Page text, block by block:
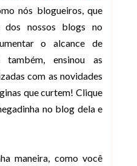
nós blogueiros, que
dos nossos blogs no
o alcance de
também, ensinou as
com as novidades
que curtem! Clique
no blog dela e
maneira, como você